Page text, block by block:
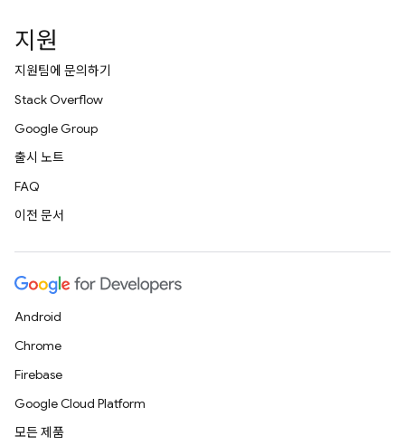
지원
지원팀에 문의하기
Stack Overflow
Google Group
출시 노트
FAQ
이전 문서
Android
Chrome
Firebase
Google Cloud Platform
모든 제품